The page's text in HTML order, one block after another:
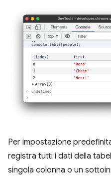
Per impostazione
registra tutti i dati della
singola colonna o un